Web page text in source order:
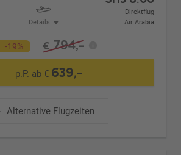
Details
Direktflug
Air Arabia
-19% € 794,-
p.P. ab € 639,-
Alternative Flugzeiten